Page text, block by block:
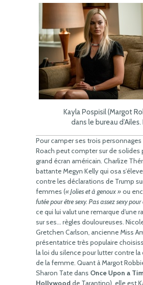
Kayla Pospisil (Margot
dans le bureau d’Ailes.
Pour camper ses trois personnages
Roach peut compter sur de solides
grand écran américain. Charlize
battante Megyn Kelly qui osa
contre les déclarations de Trump
femmes (« Jolies et à genoux » ou
futée pour être sexy. Pas assez sexy
ce qui lui valut une remarque d’une
sur ses… règles douloureuses.
Gretchen Carlson, ancienne Miss
présentatrice très populaire
la loi du silence pour lutter contre
de la femme. Quant à Margot
Sharon Tate dans Once Upon a
Hollywood de Tarantino), elle est